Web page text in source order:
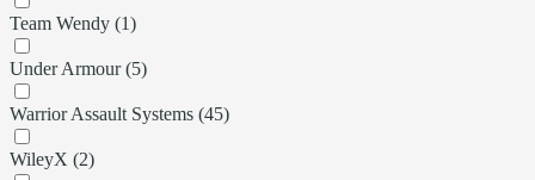
Team Wendy (1)
Under Armour (5)
Warrior Assault Systems (45)
WileyX (2)